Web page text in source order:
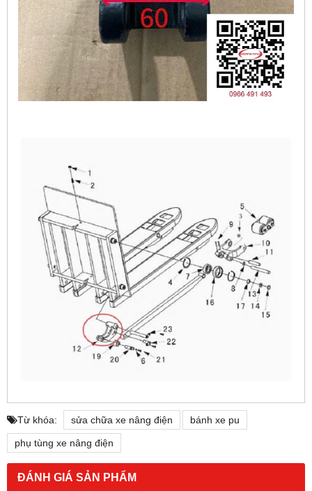
Từ khóa: sửa chữa xe nâng điện bánh xe pu
phụ tùng xe nâng điện
ĐÁNH GIÁ SẢN PHẨM